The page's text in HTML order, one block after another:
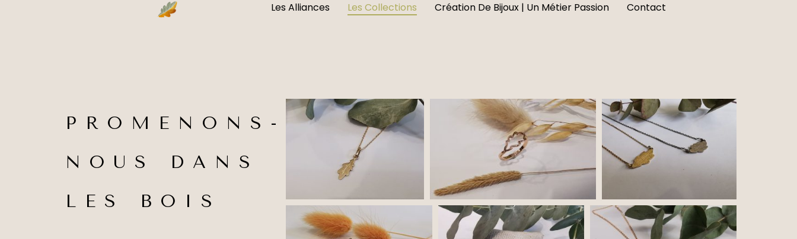
Les Alliances Les Collections Création De Bijoux | Un Métier Passion Contact
PROMENONS-
NOUS DANS
LES BOIS